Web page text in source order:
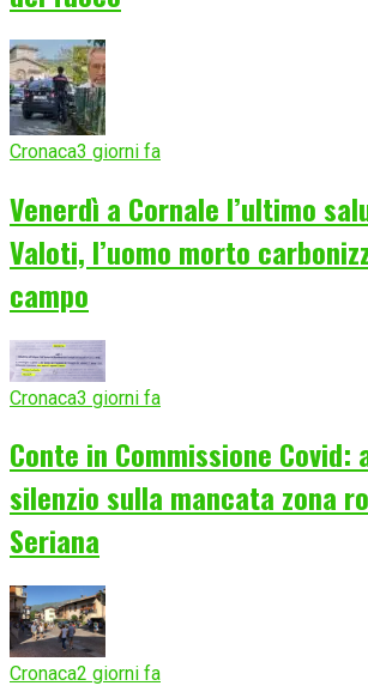
Cronaca3 giorni fa
Venerdì a Cornale l’ultimo
Valoti, l’uomo morto
campo
Cronaca3 giorni fa
Conte in Commissione Covid:
silenzio sulla mancata zona
Seriana
Cronaca2 giorni fa